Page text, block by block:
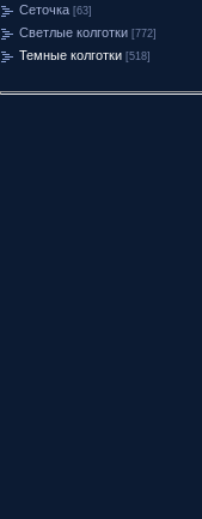
Сеточка [63]
Светлые колготки [772]
Темные колготки [518]